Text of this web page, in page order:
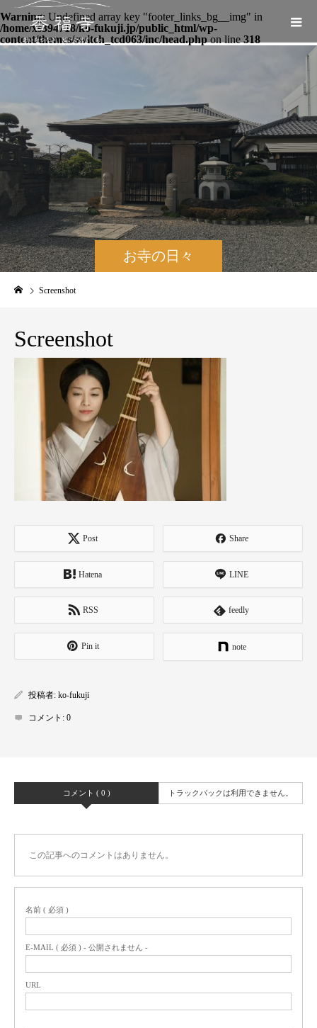
Warning: Undefined array key "footer_links_bg__img" in
/home/xs394718/ko-fukuji.jp/public_html/wp-
content/themes/switch_tcd063/inc/head.php on line 318
お寺の日々
Screenshot
Screenshot
Post Share
Hatena LINE
RSS feedly
Pin it note
投稿者: ko-fukuji
コメント: 0
コメント ( 0 ) トラックバックは利用できません。
この記事へのコメントはありません。
名前 ( 必須 )
E-MAIL ( 必須 ) - 公開されません -
URL